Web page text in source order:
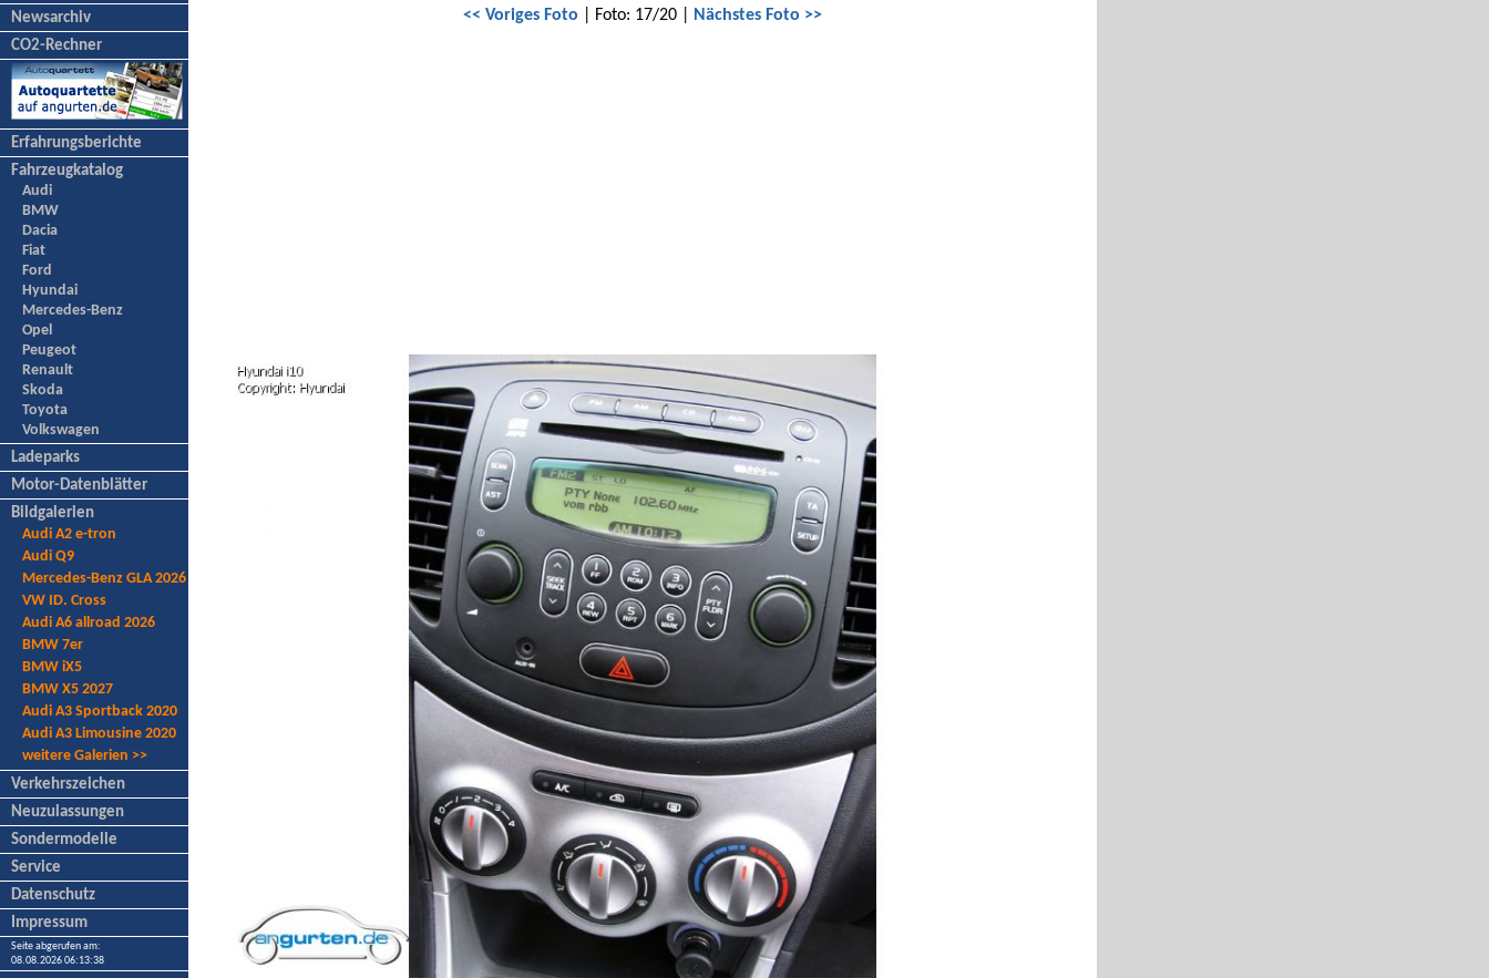
Newsarchiv
CO2-Rechner
Erfahrungsberichte
Fahrzeugkatalog
Audi
BMW
Dacia
Fiat
Ford
Hyundai
Mercedes-Benz
Opel
Peugeot
Renault
Skoda
Toyota
Volkswagen
Ladeparks
Motor-Datenblätter
Bildgalerien
Audi A2 e-tron
Audi Q9
Mercedes-Benz GLA 2026
VW ID. Cross
Audi A6 allroad 2026
BMW 7er
BMW iX5
BMW X5 2027
Audi A3 Sportback 2020
Audi A3 Limousine 2020
weitere Galerien >>
Verkehrszeichen
Neuzulassungen
Sondermodelle
Service
Datenschutz
Impressum
Seite abgerufen am:
08.08.2026 06:13:38
<< Voriges Foto | Foto: 17/20 | Nächstes Foto >>